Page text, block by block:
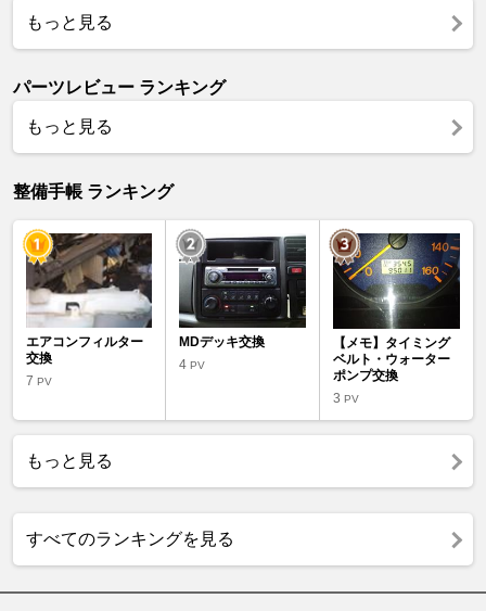
もっと見る
パーツレビュー ランキング
もっと見る
整備手帳 ランキング
エアコンフィルター
交換
7 PV
MDデッキ交換
4PV
【メモ】タイミング
ベルト・ウォーター
ポンプ交換
3 PV
もっと見る
すべてのランキングを見る